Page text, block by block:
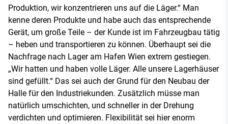
Produktion, wir konzentrieren uns auf die Läger.“ Man
kenne deren Produkte und habe auch das entsprechende
Gerät, um große Teile – der Kunde ist im Fahrzeugbau tätig
– heben und transportieren zu können. Überhaupt sei die
Nachfrage nach Lager am Hafen Wien extrem gestiegen.
„Wir hatten und haben volle Läger. Alle unsere Lagerhäuser
sind gefüllt.“ Das sei auch der Grund für den Neubau der
Halle für den Industriekunden. Zusätzlich müsse man
natürlich umschichten, und schneller in der Drehung
verdichten und optimieren. Flexibilität sei hier enorm